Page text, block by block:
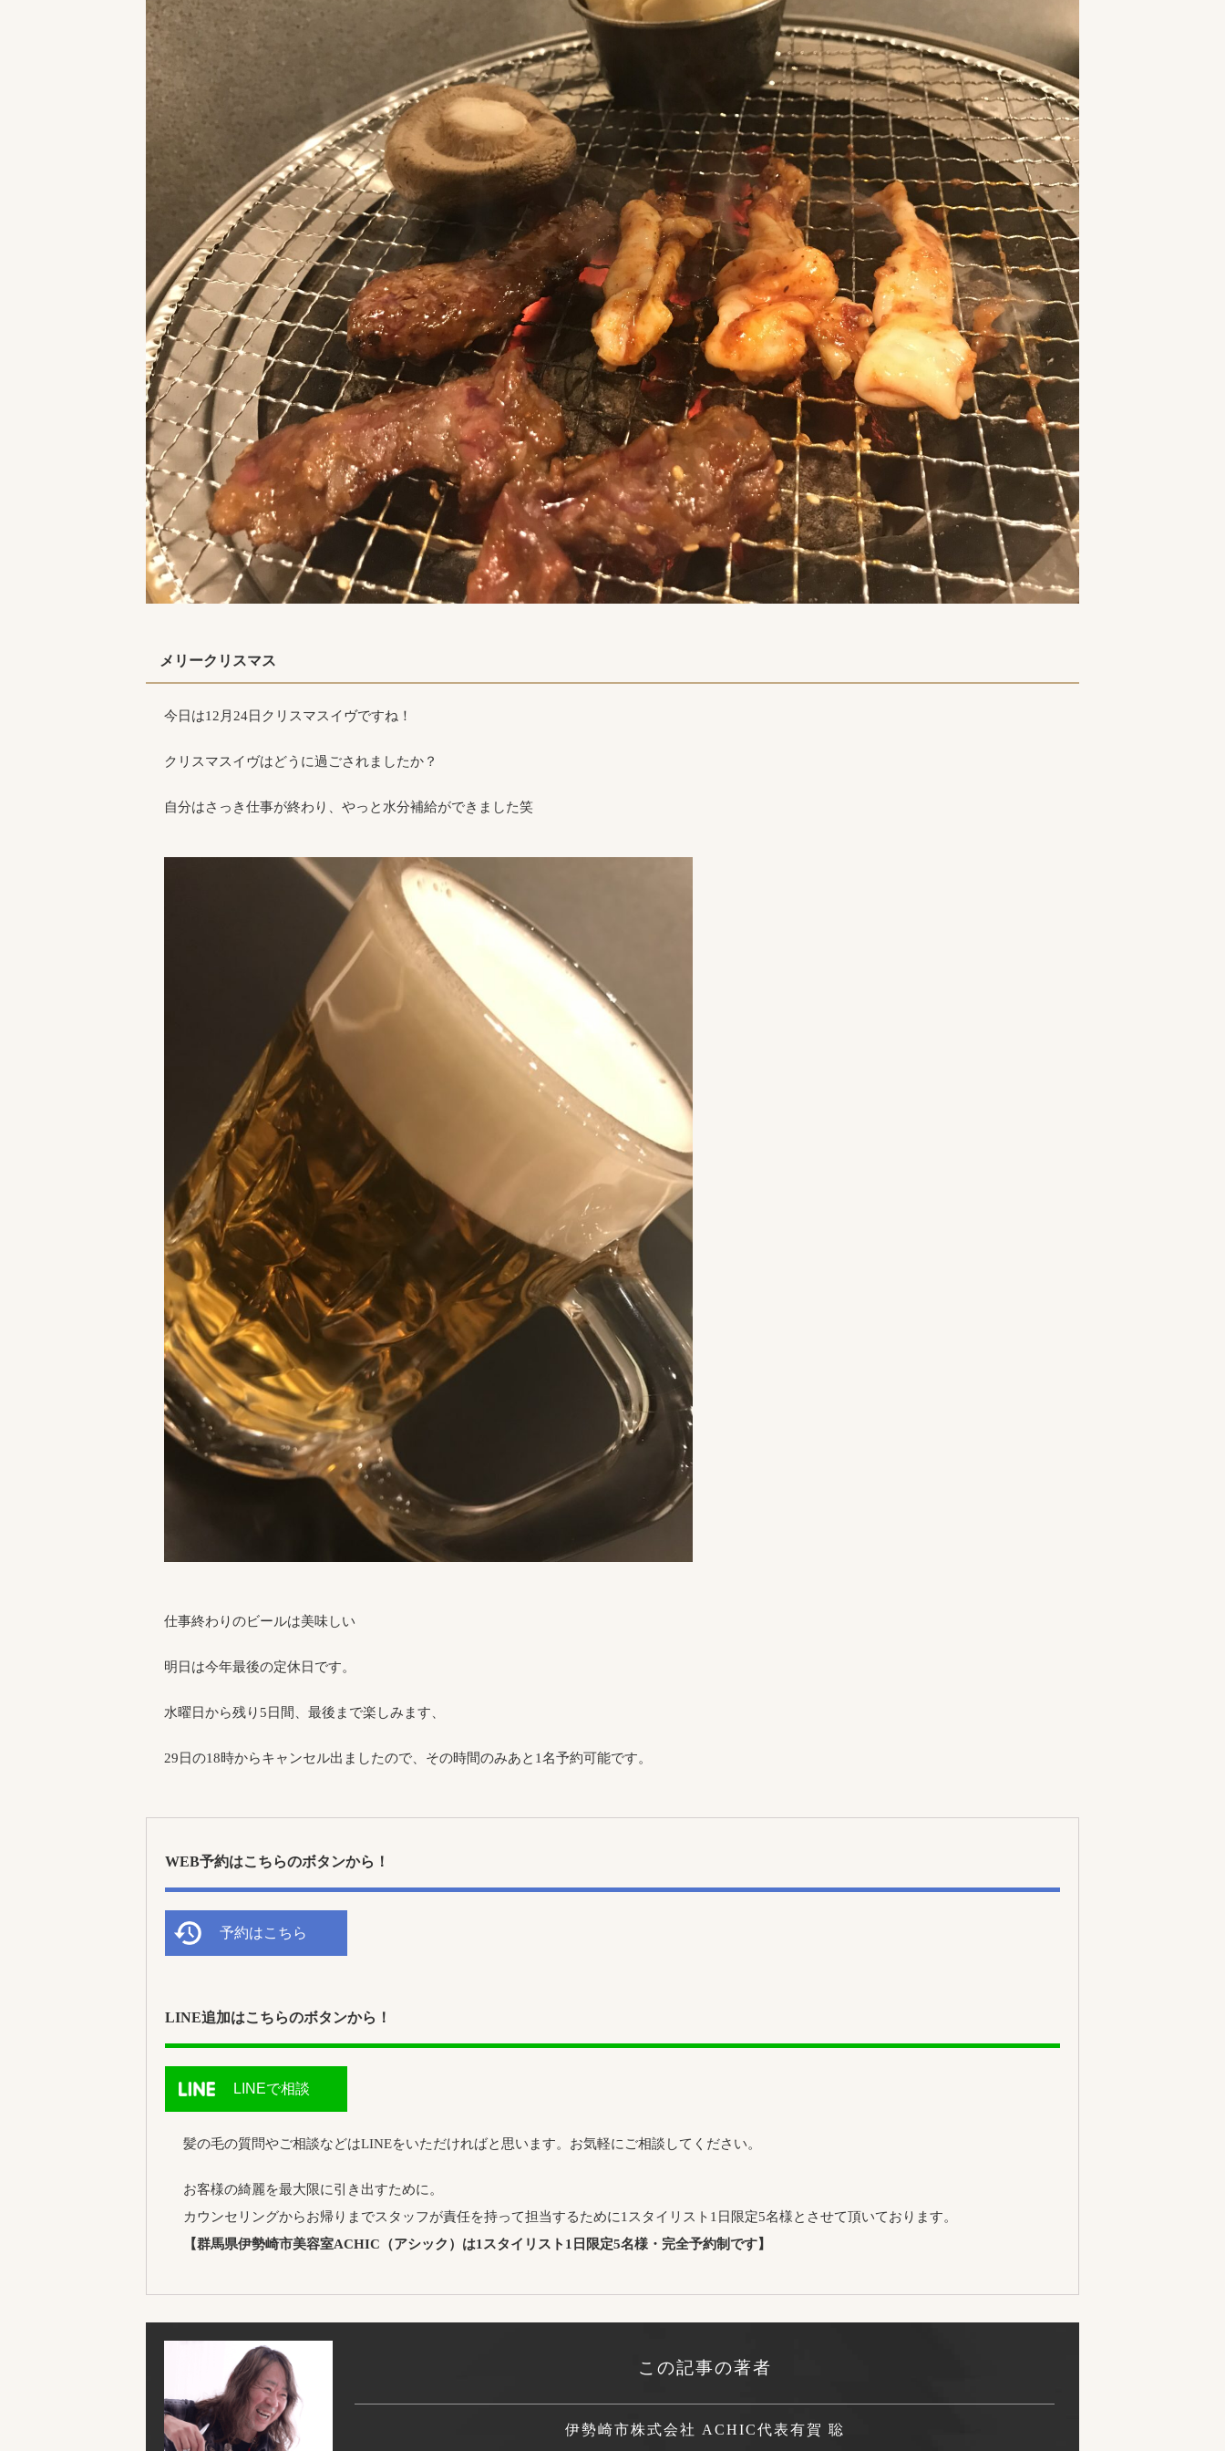
メリークリスマス
今日は12月24日クリスマスイヴですね！
クリスマスイヴはどうに過ごされましたか？
自分はさっき仕事が終わり、やっと水分補給ができました笑
仕事終わりのビールは美味しい
明日は今年最後の定休日です。
水曜日から残り5日間、最後まで楽しみます、
29日の18時からキャンセル出ましたので、その時間のみあと1名予約可能です。
WEB予約はこちらのボタンから！
予約はこちら
LINE追加はこちらのボタンから！
LINEで相談
髪の毛の質問やご相談などはLINEをいただければと思います。お気軽にご相談してください。
お客様の綺麗を最大限に引き出すために。
カウンセリングからお帰りまでスタッフが責任を持って担当するために1スタイリスト1日限定5名様とさせて頂いております。
【群馬県伊勢崎市美容室ACHIC（アシック）は1スタイリスト1日限定5名様・完全予約制です】
この記事の著者
伊勢崎市株式会社 ACHIC代表有賀 聡